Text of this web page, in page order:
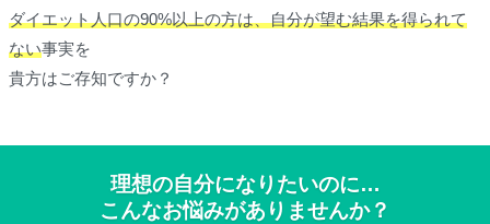
ダイエット人口の90%以上の方は、自分が望む結果を得られて
ない事実を
貴方はご存知ですか？
理想の自分になりたいのに…
こんなお悩みがありませんか？